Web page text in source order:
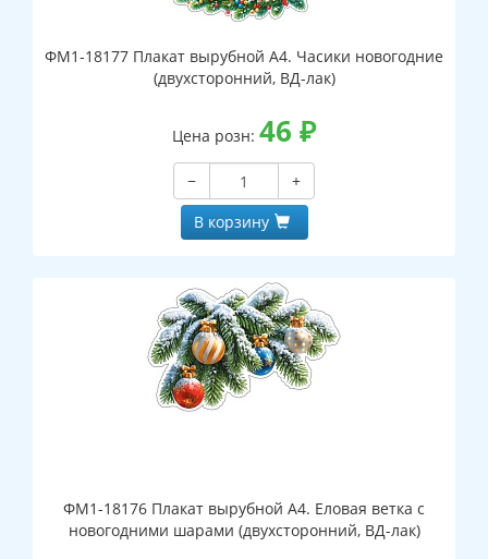
ФМ1-18177 Плакат вырубной А4. Часики новогодние
(двухсторонний, ВД-лак)
Цена розн: 46 ₽
−
+
В корзину
ФМ1-18176 Плакат вырубной А4. Еловая ветка с
новогодними шарами (двухсторонний, ВД-лак)